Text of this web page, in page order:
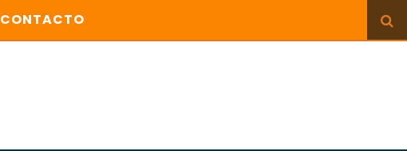
CONTACTO